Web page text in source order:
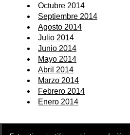
Octubre 2014
Septiembre 2014
Agosto 2014
Julio 2014
Junio 2014
Mayo 2014
Abril 2014
Marzo 2014
Febrero 2014
Enero 2014